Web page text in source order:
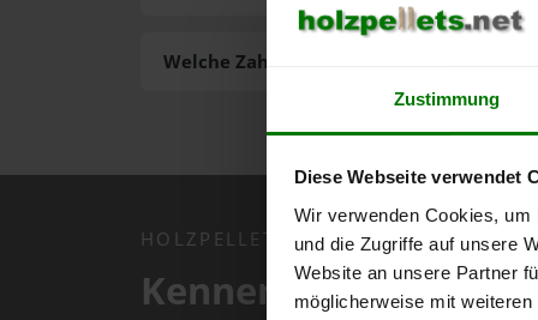
Zustimmung
Diese Webseite verwendet
Wir verwenden Cookies,
und die Zugriffe auf unsere
Website an unsere Partner
möglicherweise mit
Welche Zahlungsarten gibt es?
HOLZPELLETS.NET APP
Kennen Sie schon